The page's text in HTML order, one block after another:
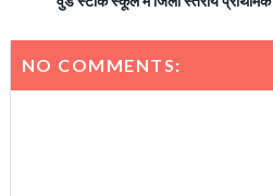
NO COMMENTS: